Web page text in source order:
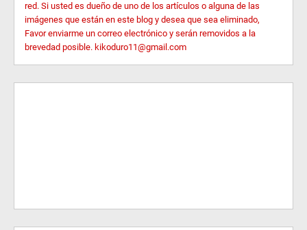
red. Si usted es dueño de uno de los artículos o alguna de las
imágenes que están en este blog y desea que sea eliminado,
Favor enviarme un correo electrónico y serán removidos a la
brevedad posible. kikoduro11@gmail.com